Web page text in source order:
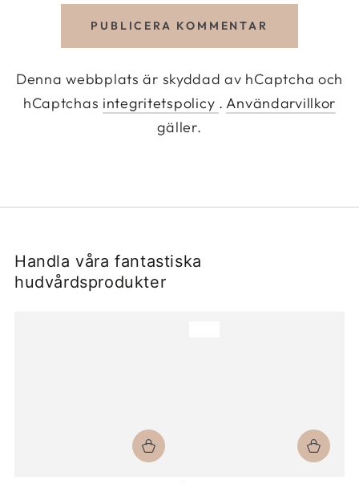
PUBLICERA KOMMENTAR
Denna webbplats är skyddad av hCaptcha och
hCaptchas integritetspolicy .Användarvillkor
gäller.
Handla våra fantastiska
hudvårdsprodukter